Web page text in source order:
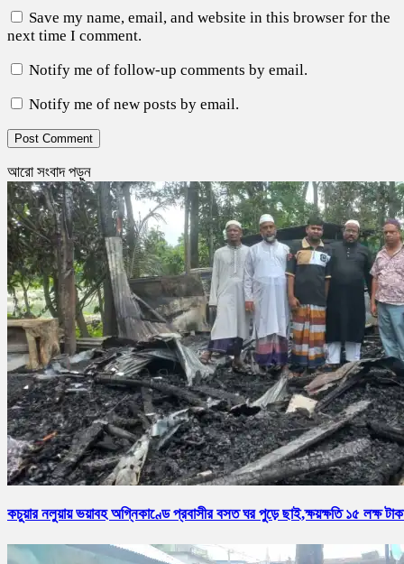
Save my name, email, and website in this browser for the
next time I comment.
Notify me of follow-up comments by email.
Notify me of new posts by email.
আরো সংবাদ পড়ুন
কচুয়ার নলুয়ায় ভয়াবহ অগ্নিকাণ্ডে প্রবাসীর বসত ঘর পুড়ে ছাই,ক্ষয়ক্ষতি ১৫ লক্ষ